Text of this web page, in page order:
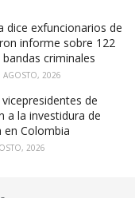
dice exfuncionarios de
informe sobre 122
criminales
AGOSTO, 2026
de
a la investidura de
en Colombia
2026